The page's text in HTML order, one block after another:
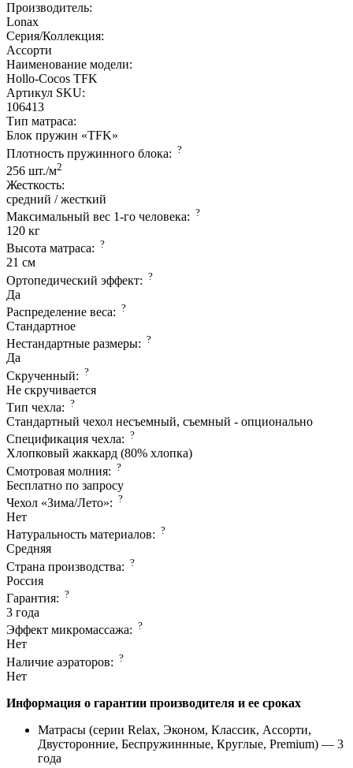
Производитель:
Lonax
Серия/Коллекция:
Ассорти
Наименование модели:
Hollo-Cocos TFK
Артикул SKU:
106413
Тип матраса:
Блок пружин «TFK»
Плотность пружинного блока: ?
256 шт./м2
Жесткость:
средний / жесткий
Максимальный вес 1-го человека: ?
120 кг
Высота матраса: ?
21 см
Ортопедический эффект: ?
Да
Распределение веса: ?
Стандартное
Нестандартные размеры: ?
Да
Скрученный: ?
Не скручивается
Тип чехла: ?
Стандартный чехол несъемный, съемный - опционально
Спецификация чехла: ?
Хлопковый жаккард (80% хлопка)
Смотровая молния: ?
Бесплатно по запросу
Чехол «Зима/Лето»: ?
Нет
Натуральность материалов: ?
Средняя
Страна производcтва: ?
Россия
Гарантия: ?
3 года
Эффект микромассажа: ?
Нет
Наличие аэраторов: ?
Нет
Информация о гарантии производителя и ее сроках
Матрасы (серии Relax, Эконом, Классик, Ассорти,
Двусторонние, Беспружиннные, Круглые, Premium) — 3
года